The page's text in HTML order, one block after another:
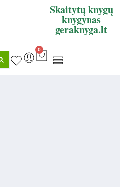
Skaitytų knygų
knygynas
geraknyga.lt
0